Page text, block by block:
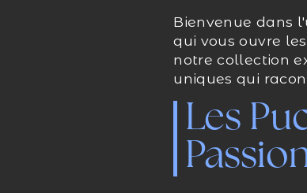
Bienvenue dans
qui vous ouvre
notre collection
uniques qui
Les